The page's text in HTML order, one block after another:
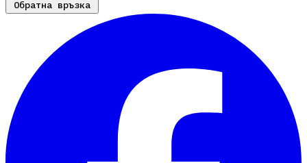
Обратна връзка
Обратна връзка